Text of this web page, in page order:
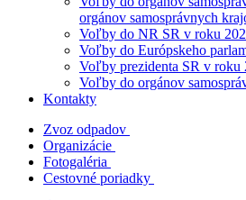
orgánov samosprávnych
Voľby do NR SR v roku
Voľby do Európskeho
Voľby prezidenta SR v roku
Voľby do orgánov
Kontakty
Zvoz odpadov
Organizácie
Fotogaléria
Cestovné poriadky